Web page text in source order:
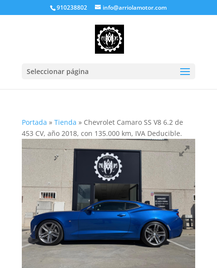
910238802 info@arriolamotor.com
Seleccionar página
Portada » Tienda » Chevrolet Camaro SS V8 6.2 de
453 CV, año 2018, con 135.000 km, IVA Deducible.